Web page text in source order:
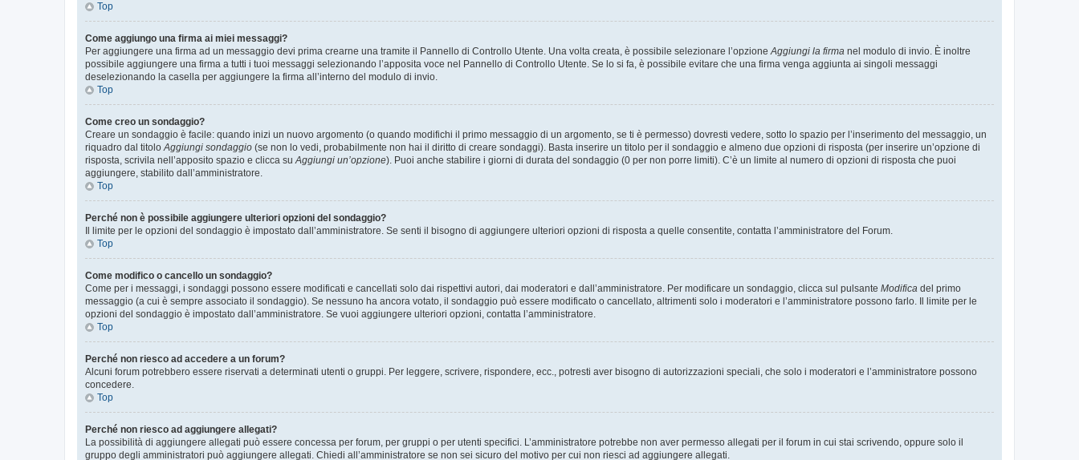
Top
Come aggiungo una firma ai miei messaggi?
Per aggiungere una firma ad un messaggio devi prima crearne una tramite il Pannello di Controllo Utente. Una volta creata, è possibile selezionare l’opzioneAggiungi la firma nel modulo di invio. È inoltre
possibile aggiungere una firma a tutti i tuoi messaggi selezionando l’apposita voce nel Pannello di Controllo Utente. Se lo si fa, è possibile evitare che una firma venga aggiunta ai singoli messaggi
deselezionando la casella per aggiungere la firma all’interno del modulo di invio.
Top
Come creo un sondaggio?
Creare un sondaggio è facile: quando inizi un nuovo argomento (o quando modifichi il primo messaggio di un argomento, se ti è permesso) dovresti vedere, sotto lo spazio per l’inserimento del messaggio, un
riquadro dal titoloAggiungi sondaggio (se non lo vedi, probabilmente non hai il diritto di creare sondaggi). Basta inserire un titolo per il sondaggio e almeno due opzioni di risposta (per inserire un’opzione di
risposta, scrivila nell’apposito spazio e clicca suAggiungi un’opzione). Puoi anche stabilire i giorni di durata del sondaggio (0 per non porre limiti). C’è un limite al numero di opzioni di risposta che puoi
aggiungere, stabilito dall’amministratore.
Top
Perché non è possibile aggiungere ulteriori opzioni del sondaggio?
Il limite per le opzioni del sondaggio è impostato dall’amministratore. Se senti il bisogno di aggiungere ulteriori opzioni di risposta a quelle consentite, contatta l’amministratore del Forum.
Top
Come modifico o cancello un sondaggio?
Come per i messaggi, i sondaggi possono essere modificati e cancellati solo dai rispettivi autori, dai moderatori e dall’amministratore. Per modificare un sondaggio, clicca sul pulsante Modifica del primo
messaggio (a cui è sempre associato il sondaggio). Se nessuno ha ancora votato, il sondaggio può essere modificato o cancellato, altrimenti solo i moderatori e l’amministratore possono farlo. Il limite per le
opzioni del sondaggio è impostato dall’amministratore. Se vuoi aggiungere ulteriori opzioni, contatta l’amministratore.
Top
Perché non riesco ad accedere a un forum?
Alcuni forum potrebbero essere riservati a determinati utenti o gruppi. Per leggere, scrivere, rispondere, ecc., potresti aver bisogno di autorizzazioni speciali, che solo i moderatori e l’amministratore possono
concedere.
Top
Perché non riesco ad aggiungere allegati?
La possibilità di aggiungere allegati può essere concessa per forum, per gruppi o per utenti specifici. L’amministratore potrebbe non aver permesso allegati per il forum in cui stai scrivendo, oppure solo il
gruppo degli amministratori può aggiungere allegati. Chiedi all’amministratore se non sei sicuro del motivo per cui non riesci ad aggiungere allegati.